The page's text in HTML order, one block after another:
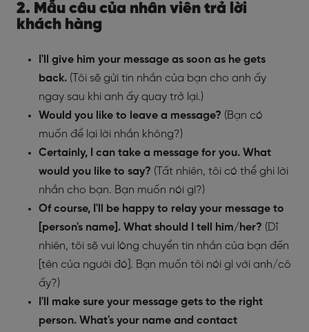
2. Mẫu câu của nhân viên trả lời
khách hàng
I'll give him your message as soon as he gets
back. (Tôi sẽ gửi tin nhắn của bạn cho anh ấy
ngay sau khi anh ấy quay trở lại.)
Would you like to leave a message? (Bạn có
muốn để lại lời nhắn không?)
Certainly, I can take a message for you. What
would you like to say? (Tất nhiên, tôi có thể ghi lời
nhắn cho bạn. Bạn muốn nói gì?)
Of course, I'll be happy to relay your message to
[person's name]. What should I tell him/her? (Dĩ
nhiên, tôi sẽ vui lòng chuyển tin nhắn của bạn đến
[tên của người đó]. Bạn muốn tôi nói gì với anh/cô
ấy?)
I'll make sure your message gets to the right
person. What's your name and contact